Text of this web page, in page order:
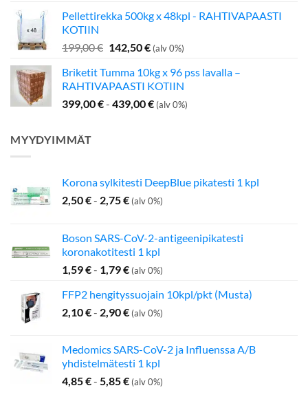
oli:
on:
Pellettirekka 500kg x 48kpl - RAHTIVAPAASTI
KOTIIN
199,00€ Alkuperäinen
oli:
199,00 €.
142,50€Nykyinen
on:
142,50 €.
(alv 0%)
Briketit Tumma 10kg x 96 pss lavalla –
RAHTIVAPAASTI KOTIIN
399,00€- 439,00€ (alv 0%)
MYYDYIMMÄT
Korona sylkitesti DeepBlue pikatesti 1 kpl
2,50€- 2,75€ (alv 0%)
Boson SARS-CoV-2-antigeenipikatesti
koronakotitesti 1 kpl
1,59€- 1,79€ (alv 0%)
FFP2 hengityssuojain 10kpl/pkt (Musta)
2,10€- 2,90€ (alv 0%)
Medomics SARS-CoV-2 ja Influenssa A/B
yhdistelmätesti 1 kpl
4,85€- 5,85€ (alv 0%)